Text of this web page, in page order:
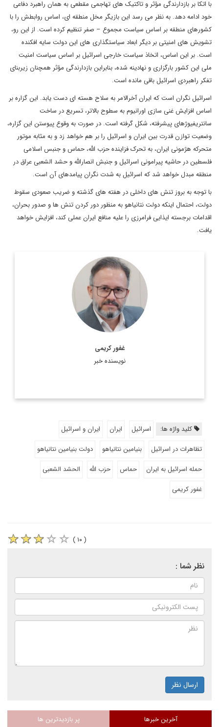
با اتکا بر بازدارندگی مؤثر و تاکتیک های تهاجمی مقطعی به همان راهبرد دفاعی
خود ادامه دهد. به نظر می رسد این بازیگر مخل منطقه ای، اساس روابطش را با
کشورهای منطقه بر اساس سیاست مجموع – صفر تنظیم کرده است. از این رو،
تشویش های امنیتی بر دیگر ابعاد سیاستگذاری های این دولت سایه افکنده
است. بر این اساس، اتخاذ سیاست خارجی اسرائیل بر اساس سیاست امنیت
ملی این کشور بارگزاری و نهادینه شده، بنابراین بازدارندگی مؤثر همچنان زیربنای
تفکر راهبردی اسرائیل باقی مانده است.
اسرائیل نگران است که ایران آخرالامر به سلاح هسته ای دست یابد. این گزاره بر
اساس افزایش غنی سازی اورانیوم به سطوح بالاتر، تسریع در ساخت
سانتریفیوژهای پیشرفته، شکل گرفته است. در صورت به وقوع پیوستن این گزاره،
وضعیت توازن قدرت بین ایران و اسرائیل را بر هم خواهد زد و به مثابه موتور
متحرکه هژمونی ایران، به تحرک فزاینده حزب الله، حماس و جنبس اسلامی
فلسطین در حاشیه پیرامونی اسرائیل و جنبش انصارالله و حشد الشعبی عراق در
منطقه مبدل خواهد شد که اسرائیل به شدت نگران پیامدهای آن است.
با توجه به بروز تنش های داخلی در هفته های گذشته و ضریب صعودی سقوط
دولت، احتمال اینکه دولت نتانیاهو به منظور دور کردن تنش ها و صدور بحران،
اقدامات برجسته ایذایی فرامرزی را علیه منافع ایران عملی کند، افزایش خواهد
یافت.
غفور کریمی
نویسنده خبر
کارشناس مسائل سیاسی و بین الملل، روزنامه نگار و فعال رسانه ای
اطلاعات بیشتر
کلید واژه ها: اسرائیل ایران
ایران و اسرائیل
تظاهرات در اسرائیل
بنیامین نتانیاهو
دولت بنیامین نتانیاهو
حمله اسرائیل به ایران
حماس حزب الله
الحشد الشعبی
غفور کریمی
( ۱۰ )
نظر شما :
ارسال نظر
آخرین خبرها پر بازدیدترین ها